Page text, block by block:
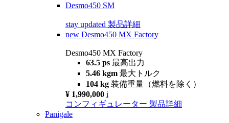
Desmo450 SM
stay updated 製品詳細
new Desmo450 MX Factory
Desmo450 MX Factory
63.5 ps 最高出力
5.46 kgm 最大トルク
104 kg 装備重量（燃料を除く）
¥ 1,990,000 i
コンフィギュレーター 製品詳細
Panigale